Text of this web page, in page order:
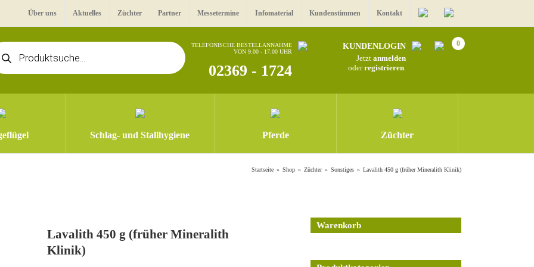
Über uns Aktuelles Züchter Partner Messetermine Infomaterial Kundenstimmen Kontakt
TELEFONISCHE BESTELLANNAHME
VON 9.00 - 17.00 UHR
02369 - 1724
KUNDENLOGIN
Jetzt anmelden
oderregistrieren.
0
Schlag- und Stallhygiene Pferde Züchter
Startseite Shop Züchter Sonstiges Lavalith 450 g (früher Mineralith Klinik)
Lavalith 450 g (früher Mineralith
Klinik)
Warenkorb